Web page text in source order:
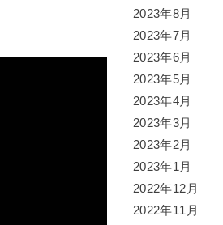
2023年8月
2023年7月
2023年6月
2023年5月
2023年4月
2023年3月
2023年2月
2023年1月
2022年12月
2022年11月